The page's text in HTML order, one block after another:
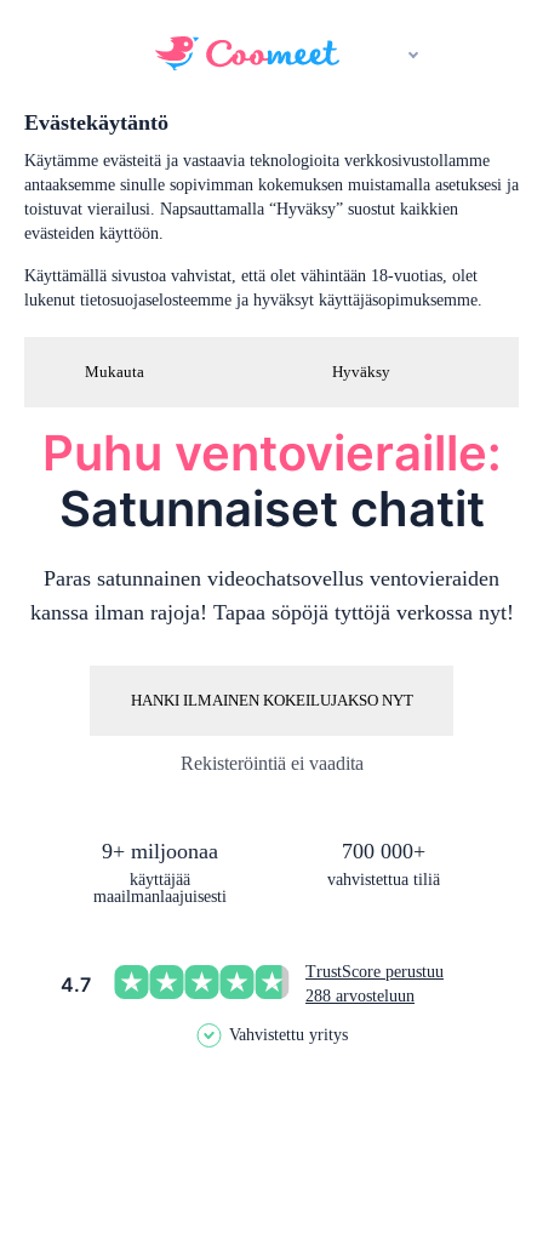
Evästekäytäntö
Käytämme evästeitä ja vastaavia teknologioita verkkosivustollamme
antaaksemme sinulle sopivimman kokemuksen muistamalla asetuksesi ja
toistuvat vierailusi. Napsauttamalla “Hyväksy” suostut kaikkien
evästeiden käyttöön.
Käyttämällä sivustoa vahvistat, että olet vähintään 18-vuotias, olet
lukenut tietosuojaselosteemme ja hyväksyt käyttäjäsopimuksemme.
Mukauta Hyväksy
Puhu ventovieraille:
Satunnaiset chatit
Paras satunnainen videochatsovellus ventovieraiden
kanssa ilman rajoja! Tapaa söpöjä tyttöjä verkossa nyt!
HANKI ILMAINEN KOKEILUJAKSO NYT
Rekisteröintiä ei vaadita
9+ miljoonaa
käyttäjää
maailmanlaajuisesti
700 000+
vahvistettua tiliä
4.7
TrustScore perustuu
288 arvosteluun
Vahvistettu yritys